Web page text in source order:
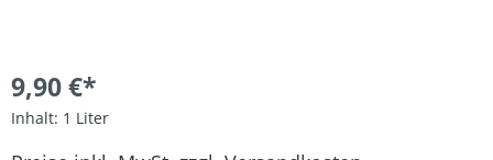
9,90 €*
Inhalt: 1 Liter